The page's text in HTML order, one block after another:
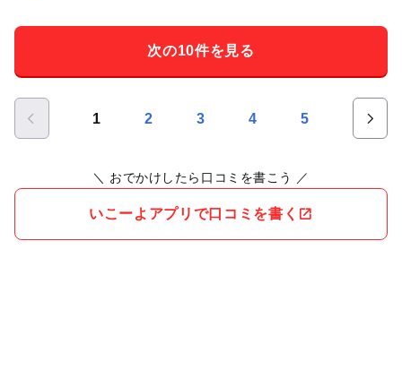
(40分待ち)。 1時間3,000+2時間2,000円で借りて園内を走り回
価値ありです。子連れの場合、体力が持たない事があるのでそ
の対策と夜ご飯難民になるので予約するなり、早めに食べるな
りが必要でした。 夜、展望塔に登るのに20分くらい待ちました
次の10件を見る
1 2 3 4 5
＼ おでかけしたら口コミを書こう ／
いこーよアプリで口コミを書く